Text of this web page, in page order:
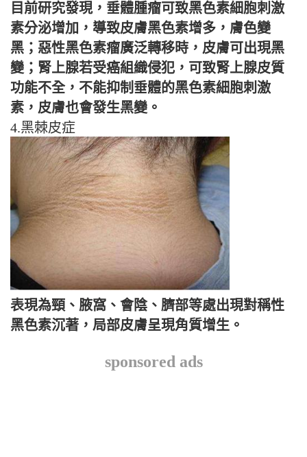
目前研究發現，垂體腫瘤可致黑色素細胞刺激
素分泌增加，導致皮膚黑色素增多，膚色變
黑；惡性黑色素瘤廣泛轉移時，皮膚可出現黑
變；腎上腺若受癌組織侵犯，可致腎上腺皮質
功能不全，不能抑制垂體的黑色素細胞刺激
素，皮膚也會發生黑變。
4.黑棘皮症
表現為頸、腋窩、會陰、臍部等處出現對稱性
黑色素沉著，局部皮膚呈現角質增生。
sponsored ads